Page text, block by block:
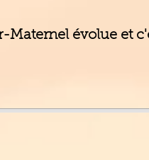
Maternel évolue et